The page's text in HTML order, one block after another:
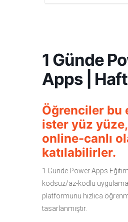
1 Günde
Apps |
Öğrenciler bu
ister yüz
online-canlı
katılabilirler.
1 Günde Power Apps
kodsuz/az-kodlu
platformunu hızlıca
tasarlanmıştır.